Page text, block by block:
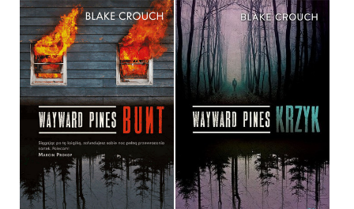
WAYWARD PINES. BUNT
BLAKE CROUCH
OPRAWA MIĘKKA
34,90 ZŁ
WAYWARD PINES. KRZYK
BLAKE CROUCH
OPRAWA MIĘKKA
34,90 ZŁ